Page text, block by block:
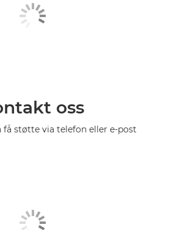
oss
få støtte via telefon eller e-post